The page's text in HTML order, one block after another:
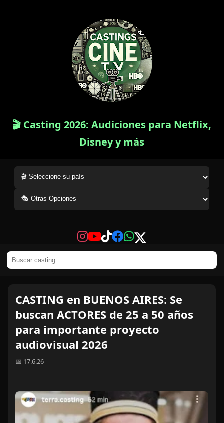
🎬 Casting 2026: Audiciones para Netflix,
Disney y más
CASTING en BUENOS AIRES: Se
buscan ACTORES de 25 a 50 años
para importante proyecto
audiovisual 2026
📅 17.6.26